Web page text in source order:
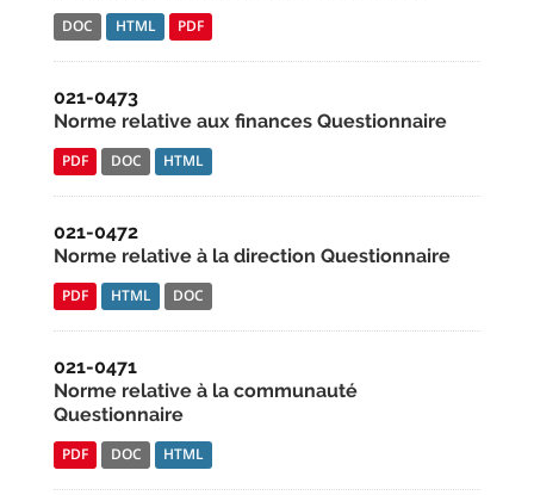
DOC HTML PDF
021-0473
Norme relative aux finances Questionnaire
PDF DOC HTML
021-0472
Norme relative à la direction Questionnaire
PDF HTML DOC
021-0471
Norme relative à la communauté
Questionnaire
PDF DOC HTML